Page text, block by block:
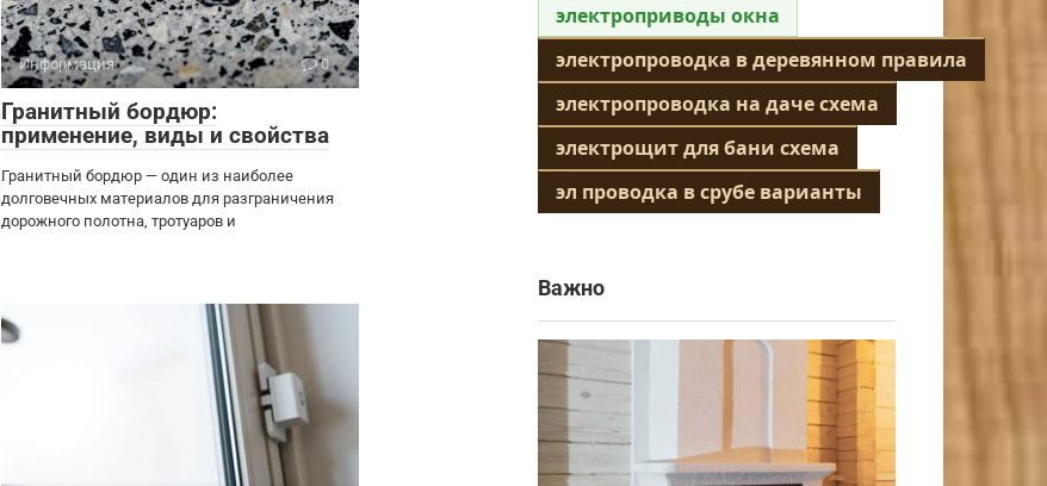
Информация 0
Гранитный бордюр:
применение, виды и свойства
Гранитный бордюр — один из наиболее
долговечных материалов для разграничения
дорожного полотна, тротуаров и
электроприводы окна
электропроводка в деревянном правила
электропроводка на даче схема
электрощит для бани схема
эл проводка в срубе варианты
Важно